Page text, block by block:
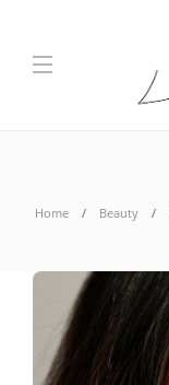
Home Beauty